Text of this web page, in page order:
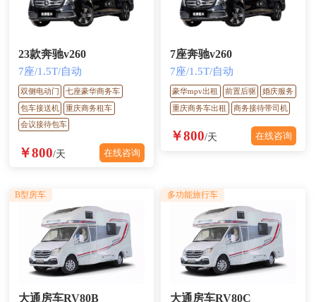
23款奔驰v260
7座/1.5T/自动
双侧电动门
七座豪华商务车
包车接送机
重庆商务租车
会议接待包车
￥800/天 在线咨询
7座奔驰v260
7座/1.5T/自动
豪华mpv出租 前置后驱
婚庆服务
重庆商务车出租
商务接待带司机
￥800/天 在线咨询
大通房车RV80B
B型房车
大通房车RV80C
多功能旅行车